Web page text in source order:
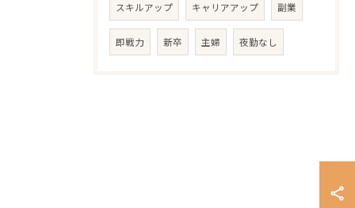
スキルアップ キャリアアップ 副業
即戦力 新卒 主婦 夜勤なし